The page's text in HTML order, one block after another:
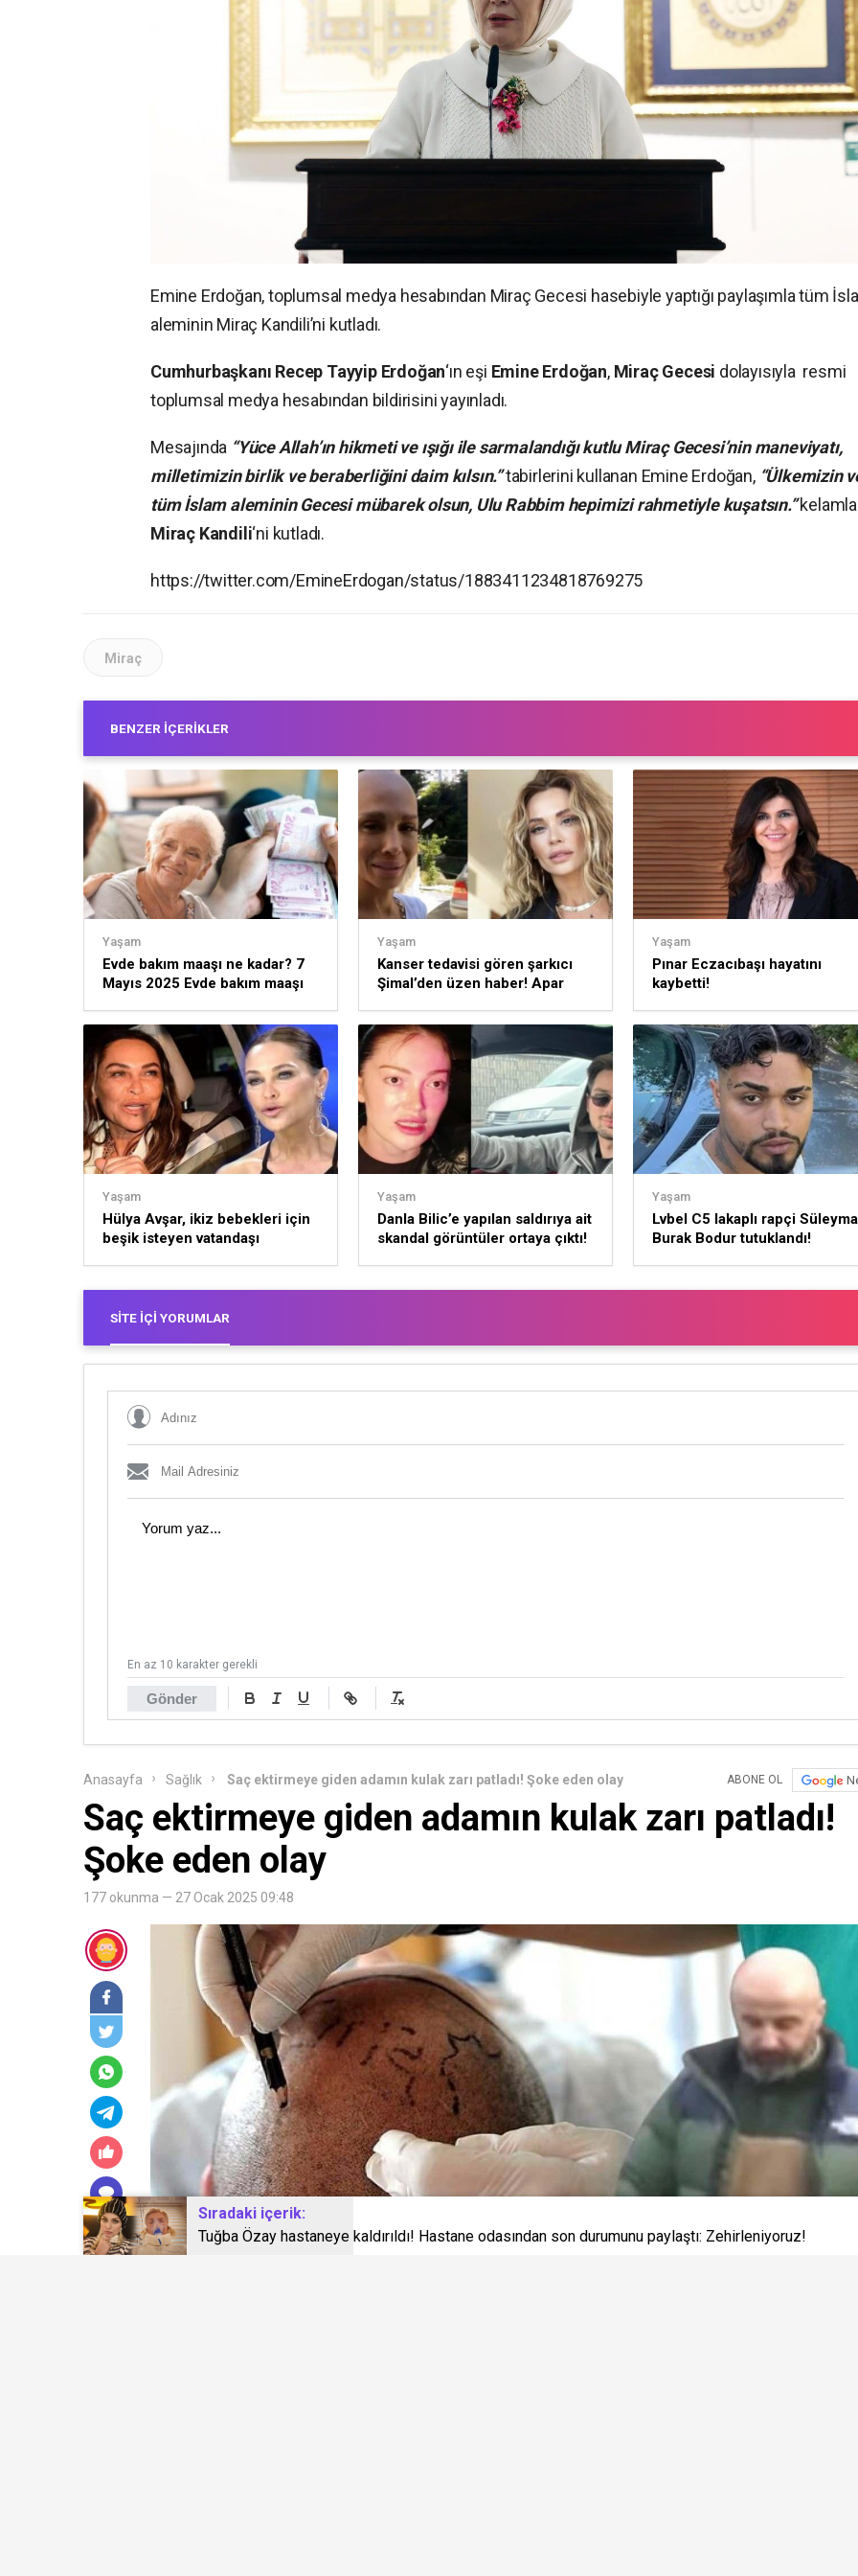
Sıradaki içerik:
Tuğba Özay hastaneye kaldırıldı! Hastane odasından son durumunu paylaştı: Zehirleniyoruz!
Emine Erdoğan, toplumsal medya hesabından Miraç Gecesi hasebiyle yaptığı paylaşımla tüm
aleminin Miraç Kandili’ni kutladı.
Cumhurbaşkanı Recep Tayyip Erdoğan‘ın eşi Emine Erdoğan, Miraç Gecesi dolayısıyla resmi
toplumsal medya hesabından bildirisini yayınladı.
Mesajında “Yüce Allah’ın hikmeti ve ışığı ile sarmalandığı kutlu Miraç Gecesi’nin maneviyatı,
milletimizin birlik ve beraberliğini daim kılsın.”tabirlerini kullanan Emine Erdoğan, “Ülkemizin
tüm İslam aleminin Gecesi mübarek olsun, Ulu Rabbim hepimizi rahmetiyle kuşatsın.”
Miraç Kandili‘ni kutladı.
https://twitter.com/EmineErdogan/status/1883411234818769275
Miraç
BENZER İÇERIKLER
Yaşam
Evde bakım maaşı ne kadar? 7
Mayıs 2025 Evde bakım maaşı
Yaşam
Kanser tedavisi gören şarkıcı
Şimal’den üzen haber! Apar
Yaşam
Pınar Eczacıbaşı hayatını
kaybetti!
Yaşam
Hülya Avşar, ikiz bebekleri için
beşik isteyen vatandaşı
Yaşam
Danla Bilic’e yapılan saldırıya ait
skandal görüntüler ortaya çıktı!
Yaşam
Lvbel C5 lakaplı rapçi
Burak Bodur tutuklandı!
SITE İÇI YORUMLAR
Gönder
En az 10 karakter gerekli
Anasayfa Sağlık Saç ektirmeye giden adamın kulak zarı patladı! Şoke eden olay ABONE OL
Saç ektirmeye giden adamın kulak zarı patladı!
Şoke eden olay
177 okunma — 27 Ocak 2025 09:48